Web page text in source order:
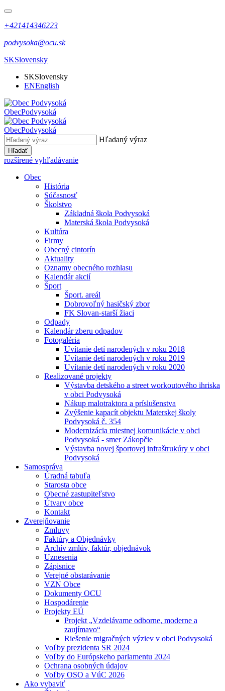
+421414346223
podvysoka@ocu.sk
SKSlovensky
SKSlovensky
ENEnglish
ObecPodvysoká
ObecPodvysoká
Hľadaný výraz
Hľadať
rozšírené vyhľadávanie
Obec
História
Súčasnosť
Školstvo
Základná škola Podvysoká
Materská škola Podvysoká
Kultúra
Firmy
Obecný cintorín
Aktuality
Oznamy obecného rozhlasu
Kalendár akcií
Šport
Šport. areál
Dobrovoľný hasičský zbor
FK Slovan-starší žiaci
Odpady
Kalendár zberu odpadov
Fotogaléria
Uvítanie detí narodených v roku 2018
Uvítanie detí narodených v roku 2019
Uvítanie detí narodených v roku 2020
Realizované projekty
Výstavba detského a street workoutového ihriska
v obci Podvysoká
Nákup malotraktora a príslušenstva
Zvýšenie kapacít objektu Materskej školy
Podvysoká č. 354
Modernizácia miestnej komunikácie v obci
Podvysoká - smer Zákopčie
Výstavba novej športovej infraštrukúry v obci
Podvysoká
Samospráva
Úradná tabuľa
Starosta obce
Obecné zastupiteľstvo
Útvary obce
Kontakt
Zverejňovanie
Zmluvy
Faktúry a Objednávky
Archív zmlúv, faktúr, objednávok
Uznesenia
Zápisnice
Verejné obstarávanie
VZN Obce
Dokumenty OCU
Hospodárenie
Projekty EÚ
Projekt „Vzdelávame odborne, moderne a
zaujímavo“
Riešenie migračných výziev v obci Podvysoká
Voľby prezidenta SR 2024
Voľby do Európskeho parlamentu 2024
Ochrana osobných údajov
Voľby OSO a VúC 2026
Ako vybaviť